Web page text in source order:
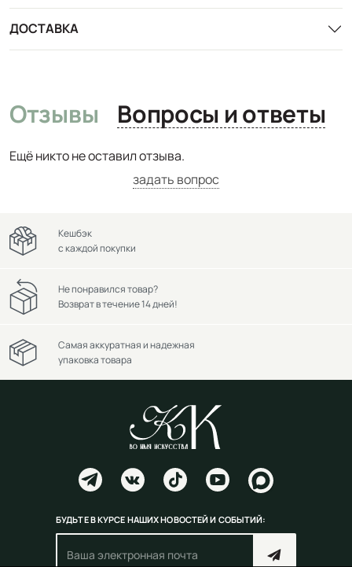
ДОСТАВКА
Отзывы Вопросы и ответы
Ещё никто не оставил отзыва.
задать вопрос
Кешбэк
с каждой покупки
Не понравился товар?
Возврат в течение 14 дней!
Самая аккуратная и надежная
упаковка товара
БУДЬТЕ В КУРСЕ НАШИХ НОВОСТЕЙ И СОБЫТИЙ: